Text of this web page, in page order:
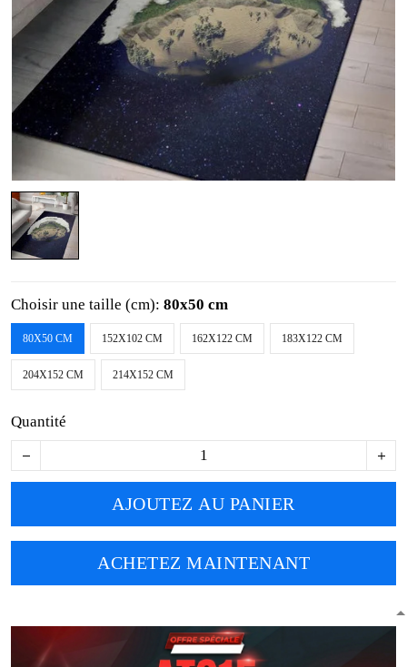
Choisir une taille (cm): 80x50 cm
80X50 CM 152X102 CM 162X122 CM 183X122 CM
204X152 CM 214X152 CM
Quantité
AJOUTEZ AU PANIER
ACHETEZ MAINTENANT